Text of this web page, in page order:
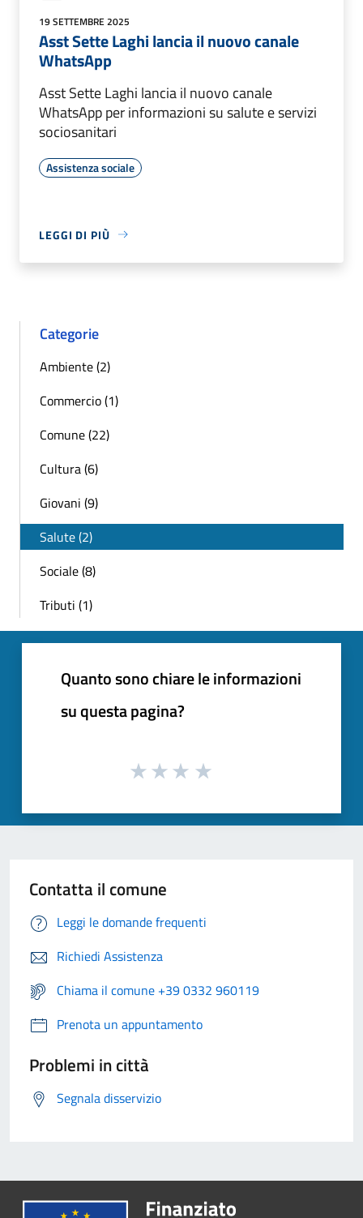
19 SETTEMBRE 2025
Asst Sette Laghi lancia il nuovo canale
WhatsApp
Asst Sette Laghi lancia il nuovo canale
WhatsApp per informazioni su salute e servizi
sociosanitari
Assistenza sociale
LEGGI DI PIÙ
Categorie
Ambiente (2)
Commercio (1)
Comune (22)
Cultura (6)
Giovani (9)
Salute (2)
Sociale (8)
Tributi (1)
Quanto sono chiare le informazioni
su questa pagina?
Contatta il comune
Leggi le domande frequenti
Richiedi Assistenza
Chiama il comune +39 0332 960119
Prenota un appuntamento
Problemi in città
Segnala disservizio